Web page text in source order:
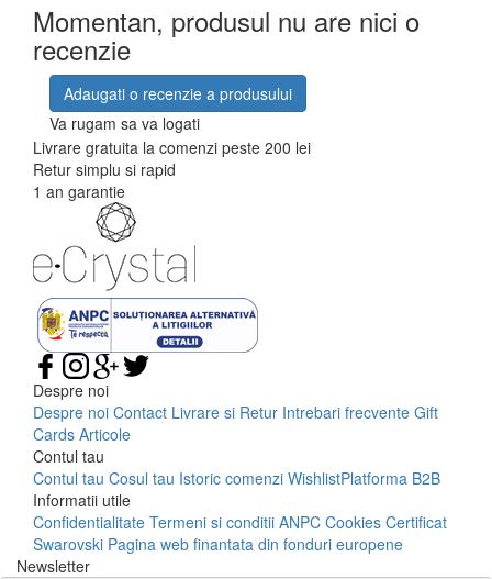
Momentan, produsul nu are nici o
recenzie
Adaugati o recenzie a produsului
Va rugam sa va logati
Livrare gratuita la comenzi peste 200 lei
Retur simplu si rapid
1 an garantie
Despre noi
Despre noi Contact Livrare si Retur Intrebari frecvente Gift
Cards Articole
Contul tau
Contul tau Cosul tau Istoric comenzi WishlistPlatforma B2B
Informatii utile
Confidentialitate Termeni si conditii ANPC Cookies Certificat
Swarovski Pagina web finantata din fonduri europene
Newsletter